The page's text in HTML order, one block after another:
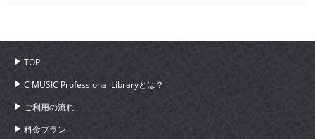
TOP
C MUSIC Professional Libraryとは？
ご利用の流れ
料金プラン